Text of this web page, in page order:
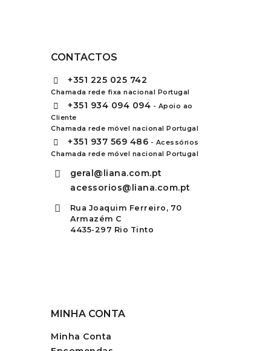
CONTACTOS
+351 225 025 742
Chamada rede fixa nacional Portugal
+351 934 094 094 - Apoio ao
Cliente
Chamada rede móvel nacional Portugal
+351 937 569 486 - Acessórios
Chamada rede móvel nacional Portugal
geral@liana.com.pt
acessorios@liana.com.pt
Rua Joaquim Ferreiro, 70
Armazém C
4435-297 Rio Tinto
MINHA CONTA
Minha Conta